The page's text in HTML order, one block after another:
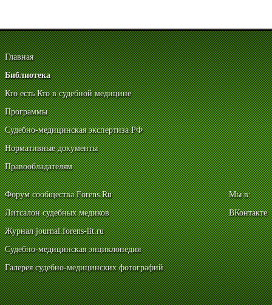
Главная
Библиотека
Кто есть Кто в судебной медицине
Программы
Судебно-медицинская экспертиза РФ
Нормативные документы
Правообладателям
Форум сообщества Forens.Ru
Литсалон судебных медиков
Журнал journal.forens-lit.ru
Судебно-медицинская энциклопедия
Галерея судебно-медицинских фотографий
Мы в:
ВКонтакте